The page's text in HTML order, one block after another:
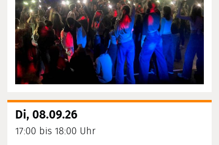
Di, 08.09.26
17:00 bis 18:00 Uhr